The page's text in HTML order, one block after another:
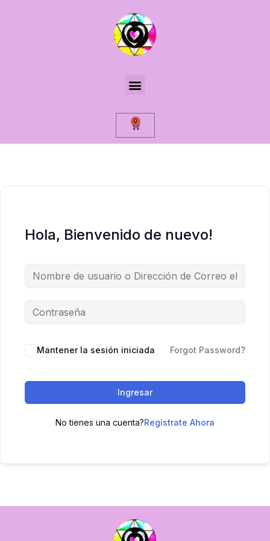
0
Hola, Bienvenido de nuevo!
Mantener la sesión iniciada Forgot Password?
Ingresar
No tienes una cuenta?Regístrate Ahora